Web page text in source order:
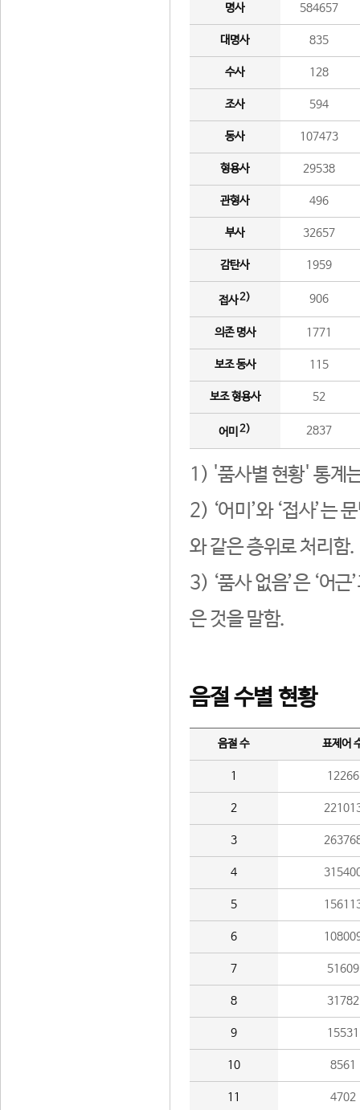
명사 584657
대명사 835
수사 128
조사 594
동사 107473
형용사 29538
관형사 496
부사 32657
감탄사 1959
접사2) 906
의존 명사 1771
보조 동사 115
보조 형용사 52
어미 2) 2837
1) '품사별 현황' 통계
2) ‘어미’와 ‘접사’는
와 같은 층위로 처리함.
3) ‘품사 없음’은 ‘어
은 것을 말함.
음절 수별 현황
음절 수 표제어
1 12266
2
3
4
5
6
7 51609
8 31782
9 15531
10 8561
11 4702